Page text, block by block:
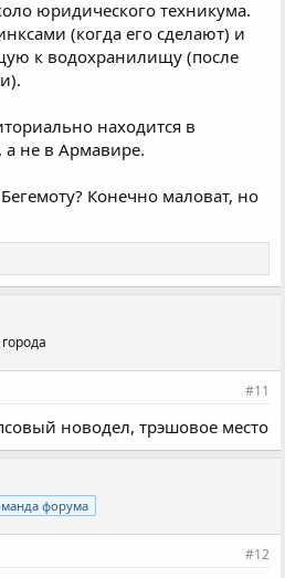
юридического техникума.
(когда его сделают) и
к водохранилищу (после
находится в
а не в Армавире.
Конечно маловат, но
#11
новодел, трэшовое место
форума
#12